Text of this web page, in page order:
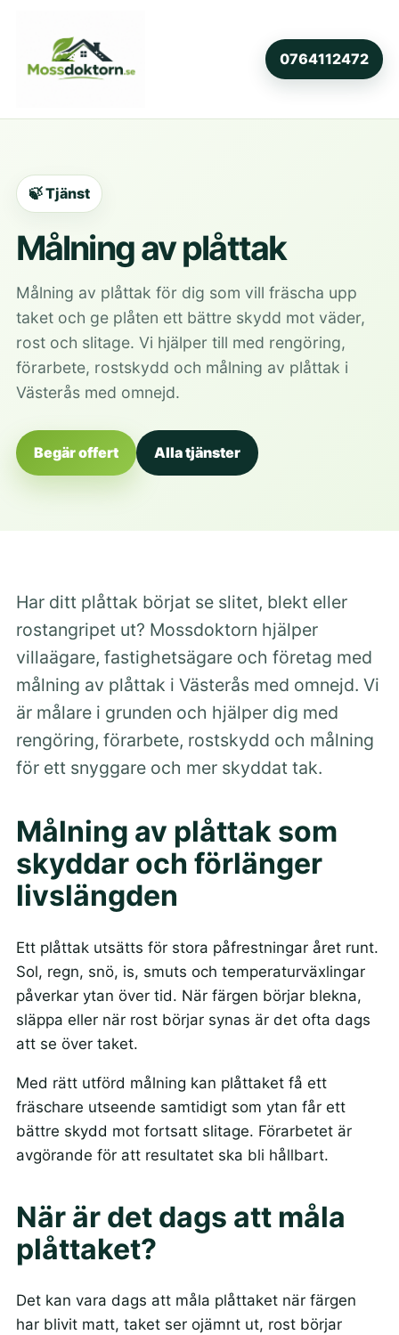
0764112472
🍃 Tjänst
Målning av plåttak
Målning av plåttak för dig som vill fräscha upp
taket och ge plåten ett bättre skydd mot väder,
rost och slitage. Vi hjälper till med rengöring,
förarbete, rostskydd och målning av plåttak i
Västerås med omnejd.
Begär offert Alla tjänster
Har ditt plåttak börjat se slitet, blekt eller
rostangripet ut? Mossdoktorn hjälper
villaägare, fastighetsägare och företag med
målning av plåttak i Västerås med omnejd. Vi
är målare i grunden och hjälper dig med
rengöring, förarbete, rostskydd och målning
för ett snyggare och mer skyddat tak.
Målning av plåttak som
skyddar och förlänger
livslängden
Ett plåttak utsätts för stora påfrestningar året runt.
Sol, regn, snö, is, smuts och temperaturväxlingar
påverkar ytan över tid. När färgen börjar blekna,
släppa eller när rost börjar synas är det ofta dags
att se över taket.
Med rätt utförd målning kan plåttaket få ett
fräschare utseende samtidigt som ytan får ett
bättre skydd mot fortsatt slitage. Förarbetet är
avgörande för att resultatet ska bli hållbart.
När är det dags att måla
plåttaket?
Det kan vara dags att måla plåttaket när färgen
har blivit matt, taket ser ojämnt ut, rost börjar